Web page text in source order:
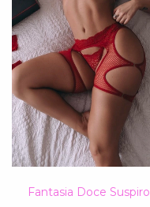
Fantasia Doce Suspiro